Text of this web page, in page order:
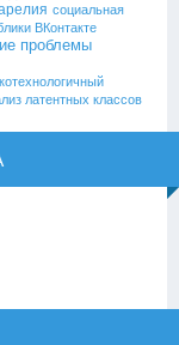
социальная
ВКонтакте
проблемы
латентных классов